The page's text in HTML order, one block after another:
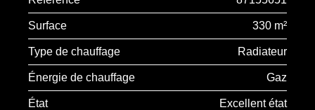
Surface 330 m²
Type de chauffage Radiateur
Énergie de chauffage Gaz
État Excellent état